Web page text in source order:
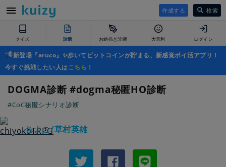
作成する 検索
クイズ 診断 お絵描き診断 大喜利 ログイン
新登場『aruco』✨歩いてビットコインが貯まる、新感覚ポイ活アプリ！
今すぐ挑戦したい人はこちら ！
DOGMA診断 #dogma秘匿HO診断
#CoC秘匿シナリオ診断
ちよこ/草村英雄